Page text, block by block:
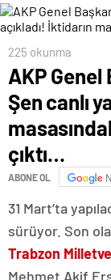
225 okunma
AKP Genel
Şen canlı
çıktı…
ABONE OL
31 Mart’ta
sürüyor. Son
Trabzon
Mehmet Akif